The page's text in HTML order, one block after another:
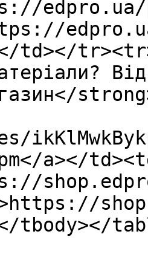
td></
a></